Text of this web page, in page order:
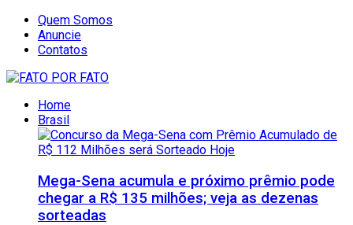
Quem Somos
Anuncie
Contatos
Home
Brasil
Mega-Sena acumula e próximo prêmio pode
chegar a R$ 135 milhões; veja as dezenas
sorteadas